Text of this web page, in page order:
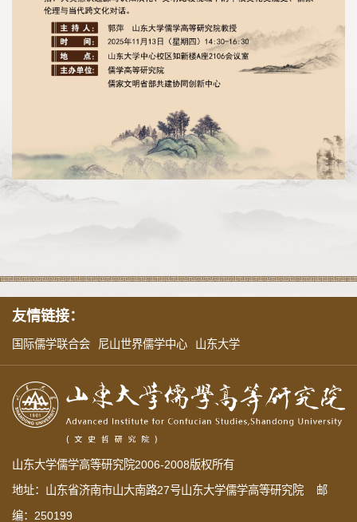
友情链接：
国际儒学联合会 尼山世界儒学中心 山东大学
山东大学儒学高等研究院2006-2008版权所有
地址：山东省济南市山大南路27号山东大学儒学高等研究院 邮
编：250199